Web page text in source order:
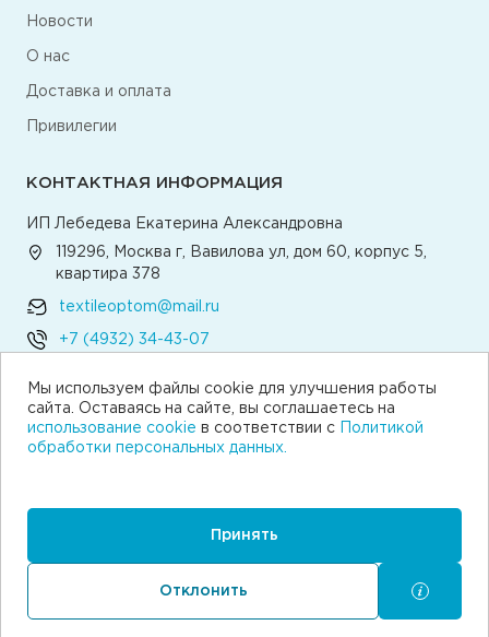
Мы используем файлы cookie для улучшения работы
сайта. Оставаясь на сайте, вы соглашаетесь на
использование cookie в соответствии с
Политикой
обработки персональных данных.
Принять
Отклонить
Новости
О нас
Доставка и оплата
Привилегии
КОНТАКТНАЯ ИНФОРМАЦИЯ
ИП Лебедева Екатерина Александровна
119296, Москва г, Вавилова ул, дом 60, корпус 5,
квартира 378
textileoptom@mail.ru
+7 (4932) 34-43-07
Написать директору
Согласие на получение рекламы
Пользовательское соглашение
Согласие на обработку персональных данных